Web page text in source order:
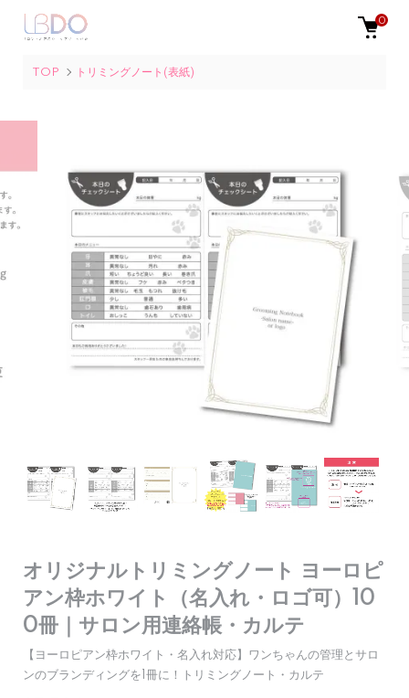
0
TOP トリミングノート(表紙)
オリジナルトリミングノート ヨーロピ
アン枠ホワイト（名入れ・ロゴ可）10
0冊｜サロン用連絡帳・カルテ
【ヨーロピアン枠ホワイト・名入れ対応】ワンちゃんの管理とサロ
ンのブランディングを1冊に！トリミングノート・カルテ